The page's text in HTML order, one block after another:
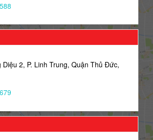
Diệu 2, P. Linh Trung, Quận Thủ Đức,